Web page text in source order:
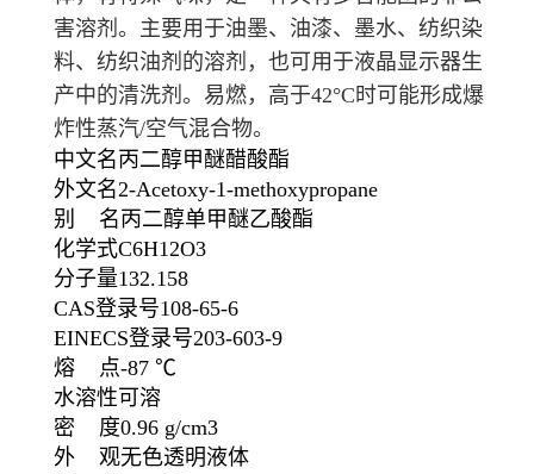
害溶剂。主要用于油墨、油漆、墨水、纺织染
料、纺织油剂的溶剂，也可用于液晶显示器生
产中的清洗剂。易燃，高于42°C时可能形成爆
炸性蒸汽/空气混合物。
中文名丙二醇甲醚醋酸酯
外文名2-Acetoxy-1-methoxypropane
别 名丙二醇单甲醚乙酸酯
化学式C6H12O3
分子量132.158
CAS登录号108-65-6
EINECS登录号203-603-9
熔 点-87 ℃
水溶性可溶
密 度0.96 g/cm3
外 观无色透明液体